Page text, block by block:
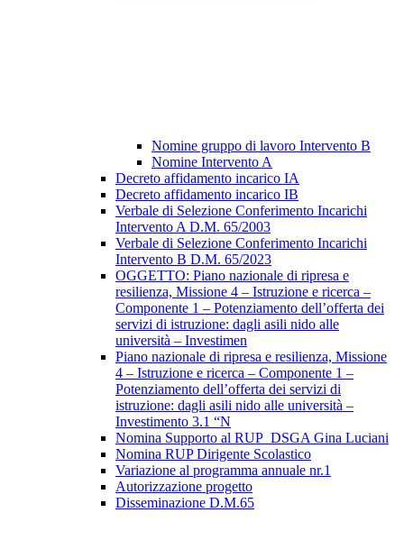
Nomine gruppo di lavoro Intervento B
Nomine Intervento A
Decreto affidamento incarico IA
Decreto affidamento incarico IB
Verbale di Selezione Conferimento Incarichi
Intervento A D.M. 65/2003
Verbale di Selezione Conferimento Incarichi
Intervento B D.M. 65/2023
OGGETTO: Piano nazionale di ripresa e
resilienza, Missione 4 – Istruzione e ricerca –
Componente 1 – Potenziamento dell’offerta dei
servizi di istruzione: dagli asili nido alle
università – Investimen
Piano nazionale di ripresa e resilienza, Missione
4 – Istruzione e ricerca – Componente 1 –
Potenziamento dell’offerta dei servizi di
istruzione: dagli asili nido alle università –
Investimento 3.1 “N
Nomina Supporto al RUP_DSGA Gina Luciani
Nomina RUP Dirigente Scolastico
Variazione al programma annuale nr.1
Autorizzazione progetto
Disseminazione D.M.65